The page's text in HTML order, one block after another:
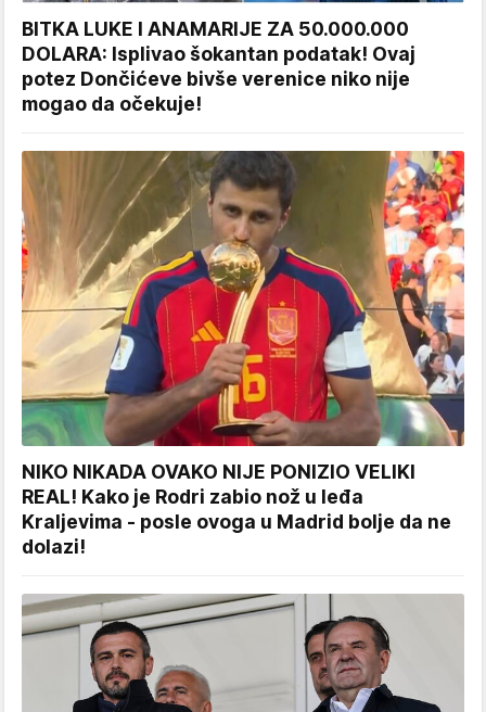
BITKA LUKE I ANAMARIJE ZA 50.000.000
DOLARA: Isplivao šokantan podatak! Ovaj
potez Dončićeve bivše verenice niko nije
mogao da očekuje!
NIKO NIKADA OVAKO NIJE PONIZIO VELIKI
REAL! Kako je Rodri zabio nož u leđa
Kraljevima - posle ovoga u Madrid bolje da ne
dolazi!